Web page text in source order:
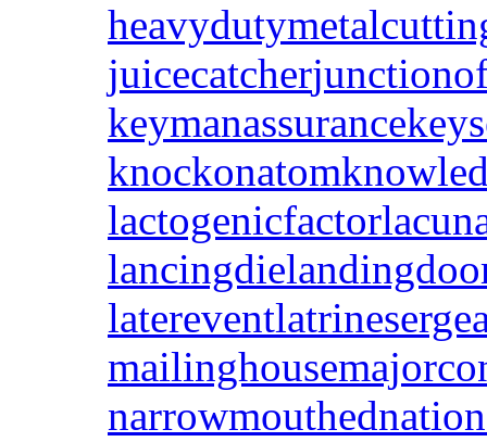
juicecatcher
keymanassurance
knockonatom
lactogenicfactor
lancingdie
laterevent
mailinghouse
narrowmouthed